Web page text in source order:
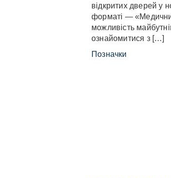
відкритих дверей у
форматі —
можливість
ознайомитися з […]
Позначки